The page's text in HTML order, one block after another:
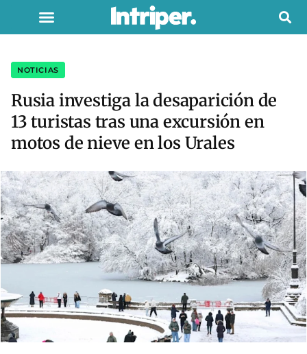
NOTICIAS
Rusia investiga la desaparición de
13 turistas tras una excursión en
motos de nieve en los Urales